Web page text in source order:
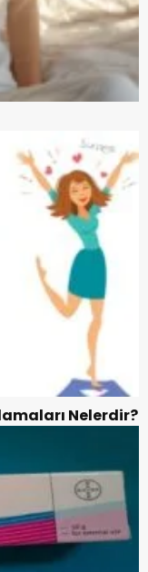
Nelerdir?